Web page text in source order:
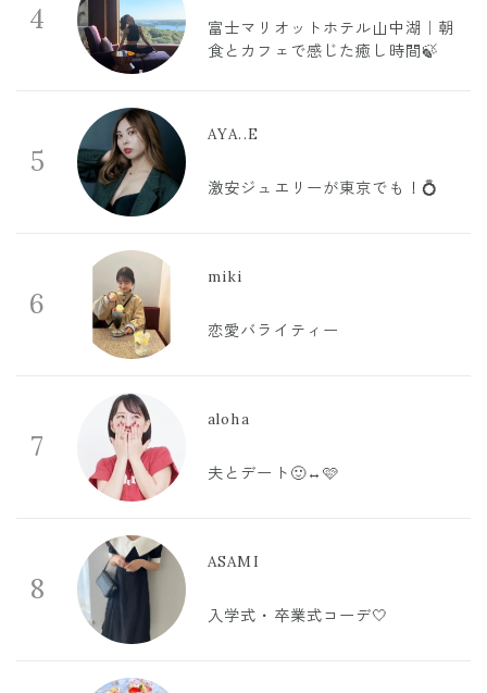
4
富士マリオットホテル山中湖｜朝
食とカフェで感じた癒し時間🍃
5
AYA..E
激安ジュエリーが東京でも！💍
6
miki
恋愛バライティー
7
aloha
夫とデート🙂‍↔️🩷
8
ASAMI
入学式・卒業式コーデ🤍